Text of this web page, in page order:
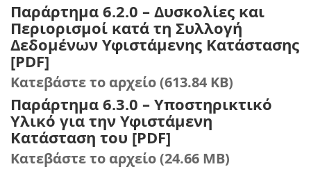
Παράρτημα 6.2.0 – Δυσκολίες και
Περιορισμοί κατά τη Συλλογή
Δεδομένων Υφιστάμενης Κατάστασης
[PDF]
Κατεβάστε το αρχείο (613.84 KB)
Παράρτημα 6.3.0 – Υποστηρικτικό
Υλικό για την Υφιστάμενη
Κατάσταση του [PDF]
Κατεβάστε το αρχείο (24.66 MB)